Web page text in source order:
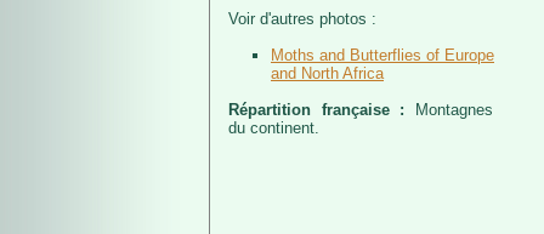
Voir d'autres photos :
Moths and Butterflies of Europe
and North Africa
Répartition française :
Montagnes
du continent.